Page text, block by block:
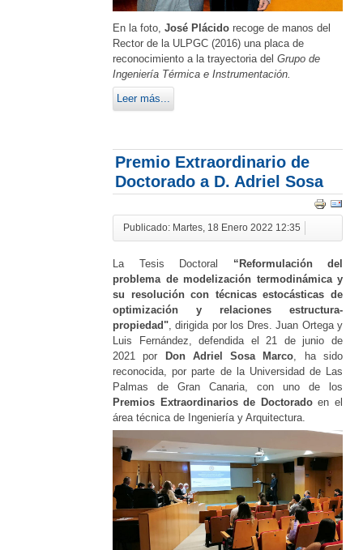
En la foto,José Plácido recoge de manos del
Rector de la ULPGC (2016) una placa de
reconocimiento a la trayectoria delGrupo de
Ingeniería Térmica e Instrumentación.
Leer más...
Premio Extraordinario de
Doctorado a D. Adriel Sosa
Publicado: Martes, 18 Enero 2022 12:35
La Tesis Doctoral “Reformulación del
problema de modelización termodinámica y
su resolución con técnicas estocásticas de
optimización y relaciones estructura-
propiedad" , dirigida por los Dres. Juan Ortega y
Luis Fernández, defendida el 21 de junio de
2021 por
Don Adriel Sosa Marco , ha sido
reconocida, por parte de la Universidad de Las
Palmas de Gran Canaria, con uno de los
Premios Extraordinarios de Doctoradoen el
área técnica de Ingeniería y Arquitectura.